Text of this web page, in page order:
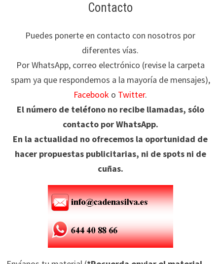
Contacto
Puedes ponerte en contacto con nosotros por
diferentes vías.
Por WhatsApp, correo electrónico (revise la carpeta
spam ya que respondemos a la mayoría de mensajes),
Facebook o Twitter.
El número de teléfono no recibe llamadas, sólo
contacto por WhatsApp.
En la actualidad no ofrecemos la oportunidad de
hacer propuestas publicitarias, ni de spots ni de
cuñas.